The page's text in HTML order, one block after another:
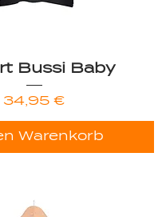
Bussi Baby
Preis
34,95 €
Warenkorb